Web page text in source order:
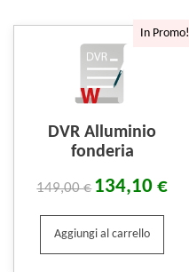
In Promo!
DVR Alluminio
fonderia
149,00€ 134,10€
Aggiungi al carrello